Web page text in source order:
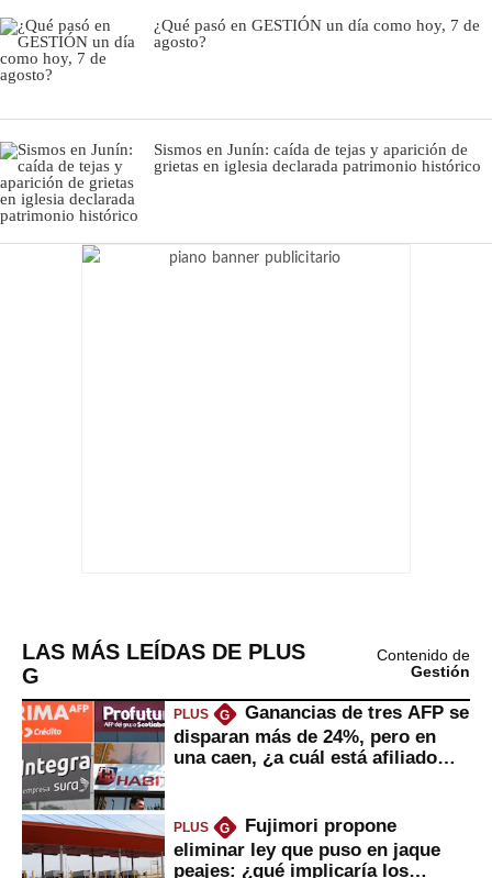
¿Qué pasó en GESTIÓN un día como hoy, 7 de
agosto?
Sismos en Junín: caída de tejas y aparición de
grietas en iglesia declarada patrimonio histórico
LAS MÁS LEÍDAS DE PLUS
G
Contenido de
Gestión
PLUS G
Ganancias de tres AFP se
disparan más de 24%, pero en
una caen, ¿a cuál está afiliado
PLUS G
Fujimori propone
eliminar ley que puso en jaque
peajes: ¿qué implicaría los